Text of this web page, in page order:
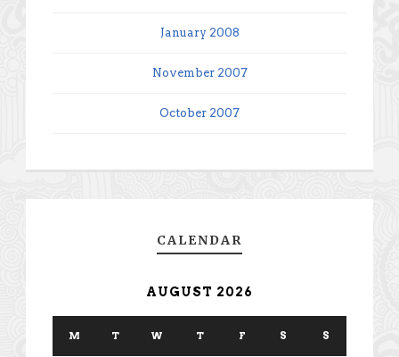
January 2008
November 2007
October 2007
CALENDAR
AUGUST 2026
M T W T F S S